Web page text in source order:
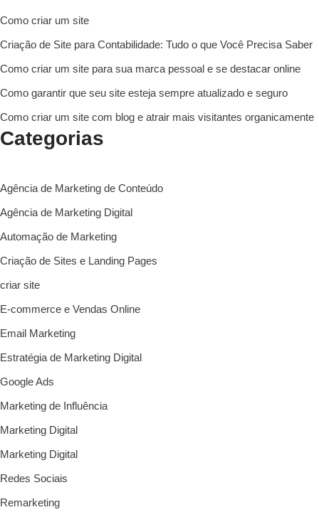
Como criar um site
Criação de Site para Contabilidade: Tudo o que Você Precisa Saber
Como criar um site para sua marca pessoal e se destacar online
Como garantir que seu site esteja sempre atualizado e seguro
Como criar um site com blog e atrair mais visitantes organicamente
Categorias
Agência de Marketing de Conteúdo
Agência de Marketing Digital
Automação de Marketing
Criação de Sites e Landing Pages
criar site
E-commerce e Vendas Online
Email Marketing
Estratégia de Marketing Digital
Google Ads
Marketing de Influência
Marketing Digital
Marketing Digital
Redes Sociais
Remarketing